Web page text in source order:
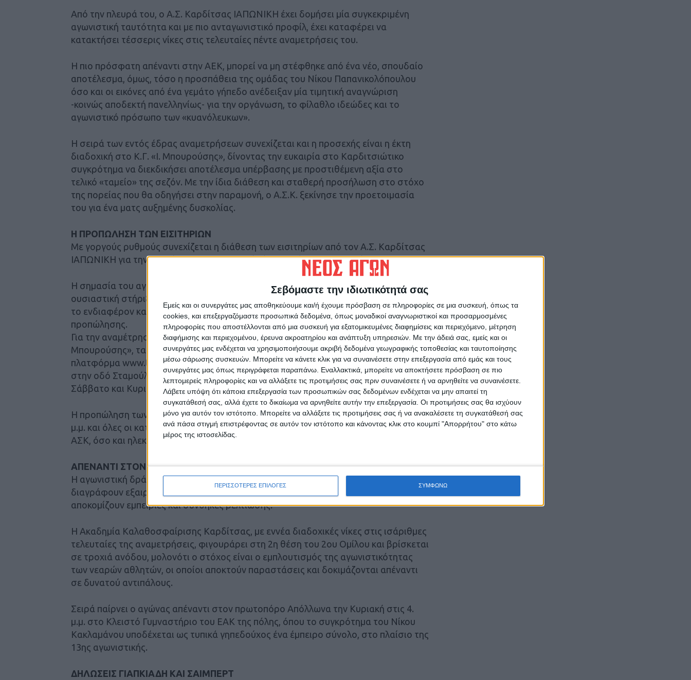
Σεβόμαστε την ιδιωτικότητά σας
Εμείς και οι συνεργάτες μας αποθηκεύουμε και/ή έχουμε πρόσβαση σε πληροφορίες σε μια συσκευή, όπως τα
cookies, και επεξεργαζόμαστε προσωπικά δεδομένα, όπως μοναδικοί αναγνωριστικοί και προσαρμοσμένες
πληροφορίες που αποστέλλονται από μια συσκευή για εξατομικευμένες διαφημίσεις και περιεχόμενο, μέτρηση
διαφήμισης και περιεχομένου, έρευνα ακροατηρίου και ανάπτυξη υπηρεσιών. Με την άδειά σας, εμείς και οι
συνεργάτες μας ενδέχεται να χρησιμοποιήσουμε ακριβή δεδομένα γεωγραφικής τοποθεσίας και ταυτοποίησης
μέσω σάρωσης συσκευών. Μπορείτε να κάνετε κλικ για να συναινέσετε στην επεξεργασία από εμάς και τους
συνεργάτες μας όπως περιγράφεται παραπάνω. Εναλλακτικά, μπορείτε να αποκτήσετε πρόσβαση σε πιο
λεπτομερείς πληροφορίες και να αλλάξετε τις προτιμήσεις σας πριν συναινέσετε ή να αρνηθείτε να συναινέσετε.
Λάβετε υπόψη ότι κάποια επεξεργασία των προσωπικών σας δεδομένων ενδέχεται να μην απαιτεί τη
συγκατάθεσή σας, αλλά έχετε το δικαίωμα να αρνηθείτε αυτήν την επεξεργασία. Οι προτιμήσεις σας θα ισχύουν
μόνο για αυτόν τον ιστότοπο. Μπορείτε να αλλάξετε τις προτιμήσεις σας ή να ανακαλέσετε τη συγκατάθεσή σας
ανά πάσα στιγμή επιστρέφοντας σε αυτόν τον ιστότοπο και κάνοντας κλικ στο κουμπί "Απορρήτου" στο κάτω
μέρος της ιστοσελίδας.
ΠΕΡΙΣΣΟΤΕΡΕΣ ΕΠΙΛΟΓΕΣ ΣΥΜΦΩΝΩ
Από την πλευρά του, ο Α.Σ. Καρδίτσας ΙΑΠΩΝΙΚΗ έχει δομήσει μία συγκεκριμένη
αγωνιστική ταυτότητα και με πιο ανταγωνιστικό προφίλ, έχει καταφέρει να
κατακτήσει τέσσερις νίκες στις τελευταίες πέντε αναμετρήσεις του.
Η πιο πρόσφατη απέναντι στην ΑΕΚ, μπορεί να μη στέφθηκε από ένα νέο, σπουδαίο
αποτέλεσμα, όμως, τόσο η προσπάθεια της ομάδας του Νίκου Παπανικολόπουλου
όσο και οι εικόνες από ένα γεμάτο γήπεδο ανέδειξαν μία τιμητική αναγνώριση
-κοινώς αποδεκτή πανελληνίως- για την οργάνωση, το φίλαθλο ιδεώδες και το
αγωνιστικό πρόσωπο των «κυανόλευκων».
Η σειρά των εντός έδρας αναμετρήσεων συνεχίζεται και η προσεχής είναι η έκτη
διαδοχική στο Κ.Γ. «Ι. Μπουρούσης», δίνοντας την ευκαιρία στο Καρδιτσιώτικο
συγκρότημα να διεκδικήσει αποτέλεσμα υπέρβασης με προστιθέμενη αξία στο
τελικό «ταμείο» της σεζόν. Με την ίδια διάθεση και σταθερή προσήλωση στο στόχο
της πορείας που θα οδηγήσει στην παραμονή, ο Α.Σ.Κ. ξεκίνησε την προετοιμασία
του για ένα ματς αυξημένης δυσκολίας.
Η ΠΡΟΠΩΛΗΣΗ ΤΩΝ ΕΙΣΙΤΗΡΙΩΝ
Με γοργούς ρυθμούς συνεχίζεται η διάθεση των εισιτηρίων από τον Α.Σ. Καρδίτσας
ΙΑΠΩΝΙΚΗ για την αναμέτρηση της Κυριακής (8.15 μ.μ.) με το Περιστέρι.
Η σημασία του αγώνα, η ποιότητα και η διαδρομή του αντιπάλου αλλά και η
ουσιαστική στήριξη του φίλαθλου κοινού της πόλης στην ομάδα, αποτυπώνονται με
το ενδιαφέρον και την προμήθεια των εισιτηρίων τους, ήδη από τη διαδικασία της
προπώλησης.
Για την αναμέτρηση της 17ης αγωνιστικής στο Κλειστό Γυμναστήριο «Γιάννης
Μπουρούσης», τα εισιτήρια του αγώνα είναι διαθέσιμα, τόσο από την ηλεκτρονική
πλατφόρμα www.ticketmaster.gr όσο και από τα γραφεία του Α.Σ.Κ. (στο ισόγειο
στην οδό Σταμούλη 3) καθημερινά 9-1 το πρωί και 6-8 το απόγευμα, όπως επίσης
Σάββατο και Κυριακή 10-1 το πρωί.
Η προπώληση των εισιτηρίων θα διαρκέσει μέχρι την Κυριακή 4 Φεβρουαρίου στη 1
μ.μ. και όλες οι κατηγορίες εισιτηρίων είναι διαθέσιμες, τόσο από τα γραφεία του
ΑΣΚ, όσο και ηλεκτρονικά.
ΑΠΕΝΑΝΤΙ ΣΤΟΝ ΑΠΟΛΛΩΝΑ ΟΙ ΝΕΟΙ ΤΟΥ ΑΣΚ
Η αγωνιστική δράση συνεχίζεται και για τους Νέους του Α.Σ. Καρδίτσας, οι οποίοι
διαγράφουν εξαιρετική πορεία στο πρωτάθλημα της Α2 Θεσσαλίας και συνεχώς
αποκομίζουν εμπειρίες και συνθήκες βελτίωσης.
Η Ακαδημία Καλαθοσφαίρισης Καρδίτσας, με εννέα διαδοχικές νίκες στις ισάριθμες
τελευταίες της αναμετρήσεις, φιγουράρει στη 2η θέση του 2ου Ομίλου και βρίσκεται
σε τροχιά ανόδου, μολονότι ο στόχος είναι ο εμπλουτισμός της αγωνιστικότητας
των νεαρών αθλητών, οι οποίοι αποκτούν παραστάσεις και δοκιμάζονται απέναντι
σε δυνατού αντιπάλους.
Σειρά παίρνει ο αγώνας απέναντι στον πρωτοπόρο Απόλλωνα την Κυριακή στις 4.
μ.μ. στο Κλειστό Γυμναστήριο του ΕΑΚ της πόλης, όπου το συγκρότημα του Νίκου
Κακλαμάνου υποδέχεται ως τυπικά γηπεδούχος ένα έμπειρο σύνολο, στο πλαίσιο της
13ης αγωνιστικής.
ΔΗΛΩΣΕΙΣ ΓΙΑΠΚΙΑΔΗ ΚΑΙ ΣΑΙΜΠΕΡΤ